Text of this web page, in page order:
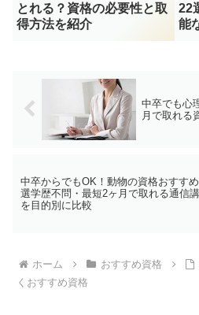
とれる？資格の必要性と取
得方法を紹介
22
能
中卒でも心
月で取れる
中卒からでもOK！動物の資格おすす
選学歴不問・最短2ヶ月で取れる通信
を目的別に比較
ホーム おすすめ資格
くおすすめ資格